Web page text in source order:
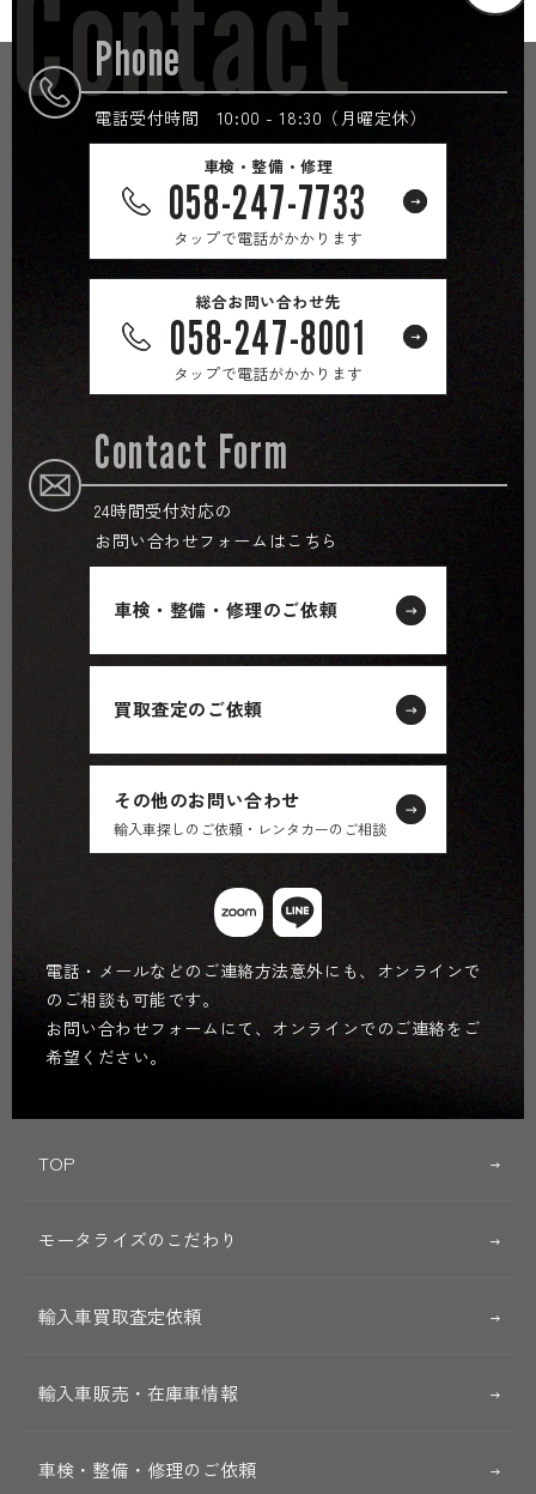
Phone
電話受付時間 10:00 - 18:30（月曜定休）
車検・整備・修理
058-247-7733
タップで電話がかかります
総合お問い合わせ先
058-247-8001
タップで電話がかかります
Contact Form
24時間受付対応の
お問い合わせフォームはこちら
車検・整備・修理のご依頼
買取査定のご依頼
その他のお問い合わせ
輸入車探しのご依頼・レンタカーのご相談
電話・メールなどのご連絡方法意外にも、オンラインで
のご相談も可能です。
お問い合わせフォームにて、オンラインでのご連絡をご
希望ください。
Contact
TOP
モータライズのこだわり
輸入車買取査定依頼
輸入車販売・在庫車情報
車検・整備・修理のご依頼